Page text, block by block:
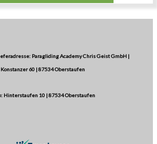
Paragliding Academy Chris Geist GmbH |
Konstanzer 60 | 87534 Oberstaufen
Hinterstaufen 10 | 87534 Oberstaufen